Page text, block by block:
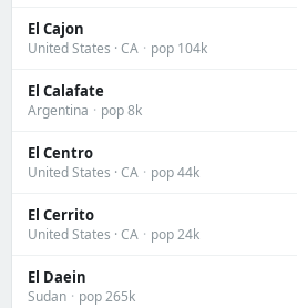
El Cajon
United States · CA · pop 104k
El Calafate
Argentina · pop 8k
El Centro
United States · CA · pop 44k
El Cerrito
United States · CA · pop 24k
El Daein
Sudan · pop 265k